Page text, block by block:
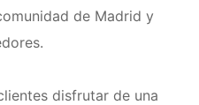
de Madrid y
disfrutar de una